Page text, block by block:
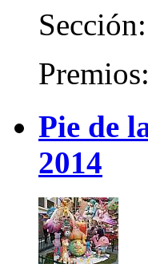
Pie de
2014